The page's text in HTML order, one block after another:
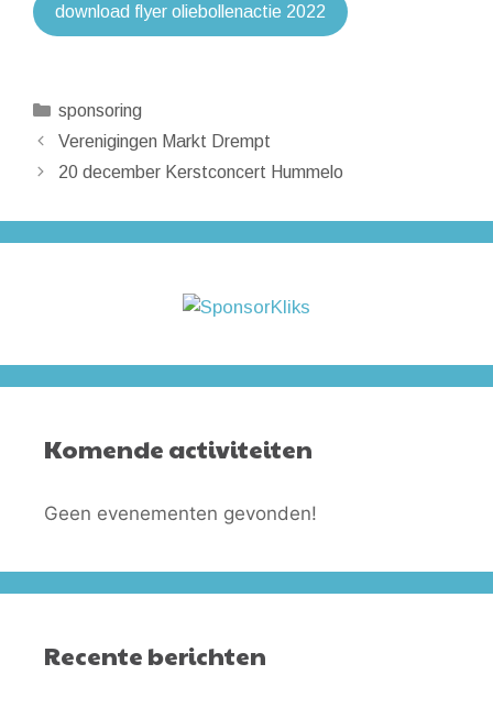
download flyer oliebollenactie 2022
Categorieën
sponsoring
Verenigingen Markt Drempt
20 december Kerstconcert Hummelo
Komende activiteiten
Geen evenementen gevonden!
Recente berichten